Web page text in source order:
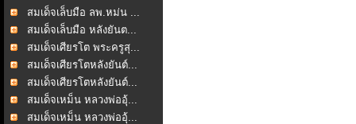
สมเด็จเล็บมือ ลพ.หม่น ...
สมเด็จเล็บมือ หลังยันต...
สมเด็จเศียรโต พระครูสุ...
สมเด็จเศียรโตหลังยันต์...
สมเด็จเศียรโตหลังยันต์...
สมเด็จเหม็น หลวงพ่ออุ้...
สมเด็จเหม็น หลวงพ่ออุ้...